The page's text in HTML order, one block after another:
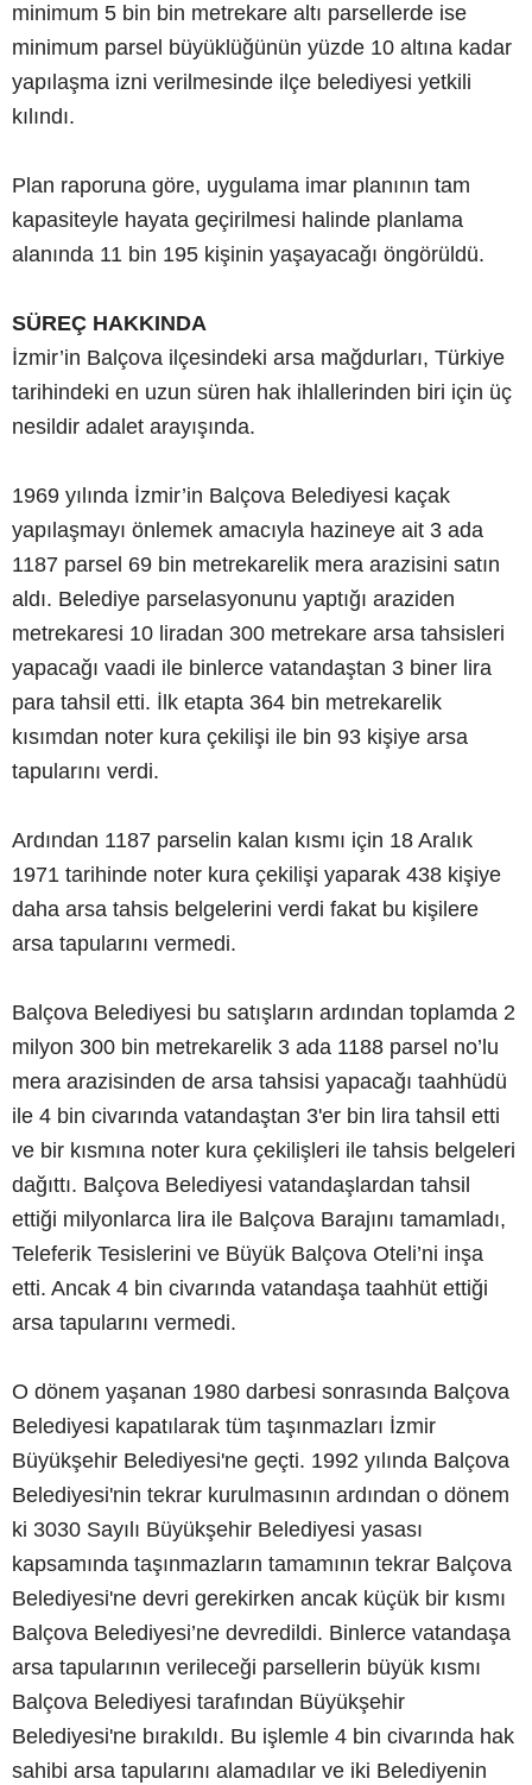
minimum 5 bin bin metrekare altı parsellerde ise
minimum parsel büyüklüğünün yüzde 10 altına kadar
yapılaşma izni verilmesinde ilçe belediyesi yetkili
kılındı.
Plan raporuna göre, uygulama imar planının tam
kapasiteyle hayata geçirilmesi halinde planlama
alanında 11 bin 195 kişinin yaşayacağı öngörüldü.
SÜREÇ HAKKINDA
İzmir’in Balçova ilçesindeki arsa mağdurları, Türkiye
tarihindeki en uzun süren hak ihlallerinden biri için üç
nesildir adalet arayışında.
1969 yılında İzmir’in Balçova Belediyesi kaçak
yapılaşmayı önlemek amacıyla hazineye ait 3 ada
1187 parsel 69 bin metrekarelik mera arazisini satın
aldı. Belediye parselasyonunu yaptığı araziden
metrekaresi 10 liradan 300 metrekare arsa tahsisleri
yapacağı vaadi ile binlerce vatandaştan 3 biner lira
para tahsil etti. İlk etapta 364 bin metrekarelik
kısımdan noter kura çekilişi ile bin 93 kişiye arsa
tapularını verdi.
Ardından 1187 parselin kalan kısmı için 18 Aralık
1971 tarihinde noter kura çekilişi yaparak 438 kişiye
daha arsa tahsis belgelerini verdi fakat bu kişilere
arsa tapularını vermedi.
Balçova Belediyesi bu satışların ardından toplamda 2
milyon 300 bin metrekarelik 3 ada 1188 parsel no’lu
mera arazisinden de arsa tahsisi yapacağı taahhüdü
ile 4 bin civarında vatandaştan 3'er bin lira tahsil etti
ve bir kısmına noter kura çekilişleri ile tahsis belgeleri
dağıttı. Balçova Belediyesi vatandaşlardan tahsil
ettiği milyonlarca lira ile Balçova Barajını tamamladı,
Teleferik Tesislerini ve Büyük Balçova Oteli’ni inşa
etti. Ancak 4 bin civarında vatandaşa taahhüt ettiği
arsa tapularını vermedi.
O dönem yaşanan 1980 darbesi sonrasında Balçova
Belediyesi kapatılarak tüm taşınmazları İzmir
Büyükşehir Belediyesi'ne geçti. 1992 yılında Balçova
Belediyesi'nin tekrar kurulmasının ardından o dönem
ki 3030 Sayılı Büyükşehir Belediyesi yasası
kapsamında taşınmazların tamamının tekrar Balçova
Belediyesi'ne devri gerekirken ancak küçük bir kısmı
Balçova Belediyesi’ne devredildi. Binlerce vatandaşa
arsa tapularının verileceği parsellerin büyük kısmı
Balçova Belediyesi tarafından Büyükşehir
Belediyesi'ne bırakıldı. Bu işlemle 4 bin civarında hak
sahibi arsa tapularını alamadılar ve iki Belediyenin